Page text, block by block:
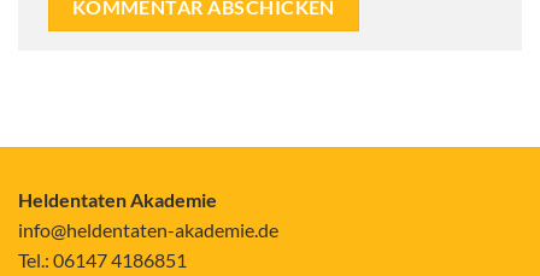
Heldentaten Akademie
info@heldentaten-akademie.de
Tel.: 06147 4186851